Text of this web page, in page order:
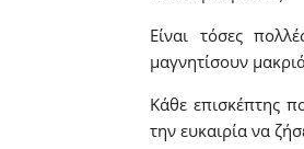
Είναι τόσες
μαγνητίσουν
Κάθε επισκέπτης
την ευκαιρία να